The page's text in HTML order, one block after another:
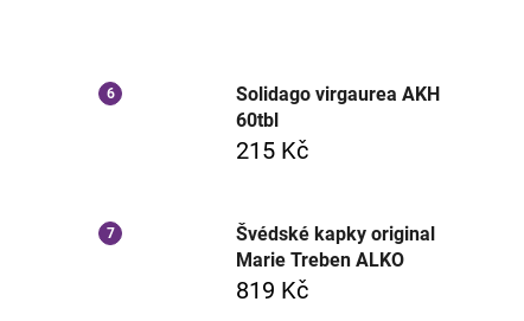
Solidago virgaurea AKH
60tbl
215 Kč
Švédské kapky original
Marie Treben ALKO
819 Kč